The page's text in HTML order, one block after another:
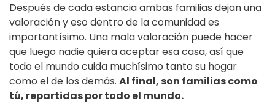
Después de cada estancia ambas familias dejan una
valoración y eso dentro de la comunidad es
importantísimo. Una mala valoración puede hacer
que luego nadie quiera aceptar esa casa, así que
todo el mundo cuida muchísimo tanto su hogar
como el de los demás. Al final, son familias como
tú, repartidas por todo el mundo.